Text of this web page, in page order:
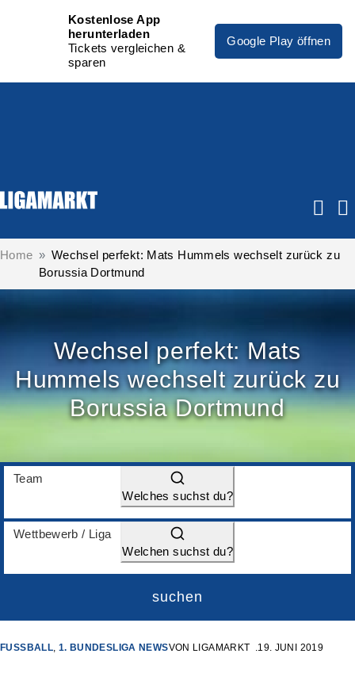
Kostenlose App
herunterladen
Tickets vergleichen &
sparen
Google Play öffnen
Home
Wechsel perfekt: Mats Hummels wechselt zurück zu
Borussia Dortmund
Wechsel perfekt: Mats
Hummels wechselt zurück zu
Borussia Dortmund
Team
Welches suchst du?
Wettbewerb / Liga
Welchen suchst du?
suchen
FUSSBALL , 1. BUNDESLIGA NEWSVON LIGAMARKT 19. JUNI 2019